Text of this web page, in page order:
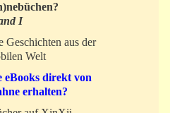
I
Geschichten aus der
Welt
eBooks direkt von
erhalten?